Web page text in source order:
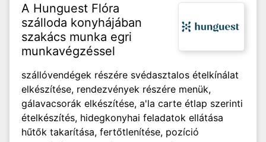
A Hunguest Flóra
szálloda konyhájában
szakács munka egri
munkavégzéssel
szállóvendégek részére svédasztalos ételkínálat
elkészítése, rendezvények részére menük,
gálavacsorák elkészítése, a'la carte étlap szerinti
ételkészítés, hidegkonyhai feladatok ellátása
hűtők takarítása, fertőtlenítése, pozíció